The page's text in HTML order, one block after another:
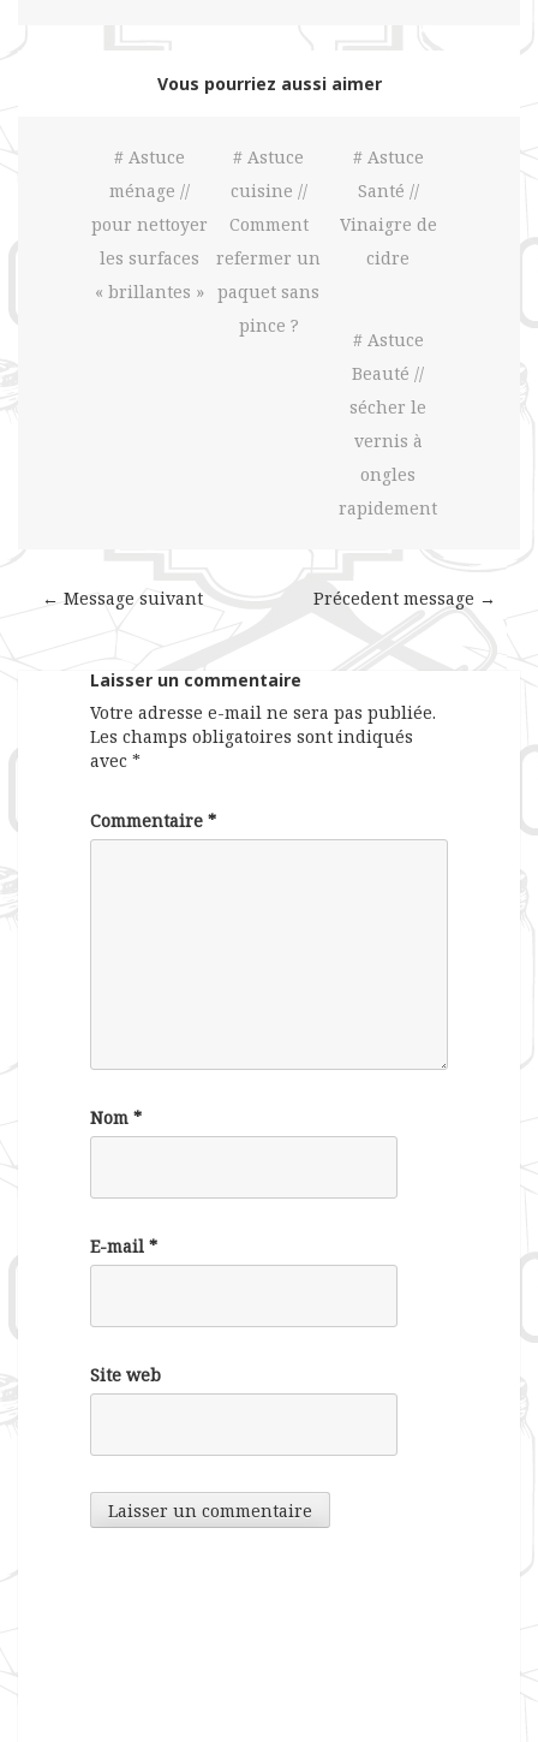
Vous pourriez aussi aimer
# Astuce
ménage //
pour nettoyer
les surfaces
« brillantes »
# Astuce
cuisine //
Comment
refermer un
paquet sans
pince ?
# Astuce
Santé //
Vinaigre de
cidre
# Astuce
Beauté //
sécher le
vernis à
ongles
rapidement
Précedent message →
← Message suivant
Laisser un commentaire
Votre adresse e-mail ne sera pas publiée.
Les champs obligatoires sont indiqués
avec *
Commentaire *
Nom *
E-mail *
Site web